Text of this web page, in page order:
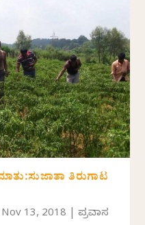
ತಿರುಗಾಟ
Nov 13, 2018 |ಪ್ರವಾಸ